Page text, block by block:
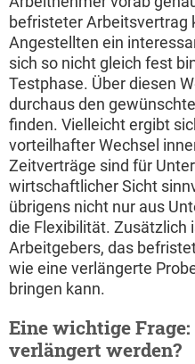
befristeter Arbeitsvertrag
Angestellten ein
sich so nicht gleich fest
Testphase. Über diesen
durchaus den
finden. Vielleicht ergibt
vorteilhafter Wechsel
Zeitverträge sind für
wirtschaftlicher Sicht
übrigens nicht nur aus
die Flexibilität. Zusätzlich
Arbeitgebers, das
wie eine verlängerte
bringen kann.
Eine wichtige
verlängert werden?